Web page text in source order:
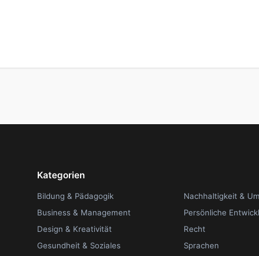
Kategorien
Bildung & Pädagogik
Business & Management
Design & Kreativität
Gesundheit & Soziales
Nachhaltigkeit &
Persönliche
Recht
Sprachen